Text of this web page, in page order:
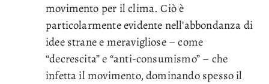
movimento per il clima. Ciò è
particolarmente evidente nell’abbondanza di
idee strane e meravigliose – come
“decrescita” e “anti-consumismo” – che
infetta il movimento, dominando spesso il